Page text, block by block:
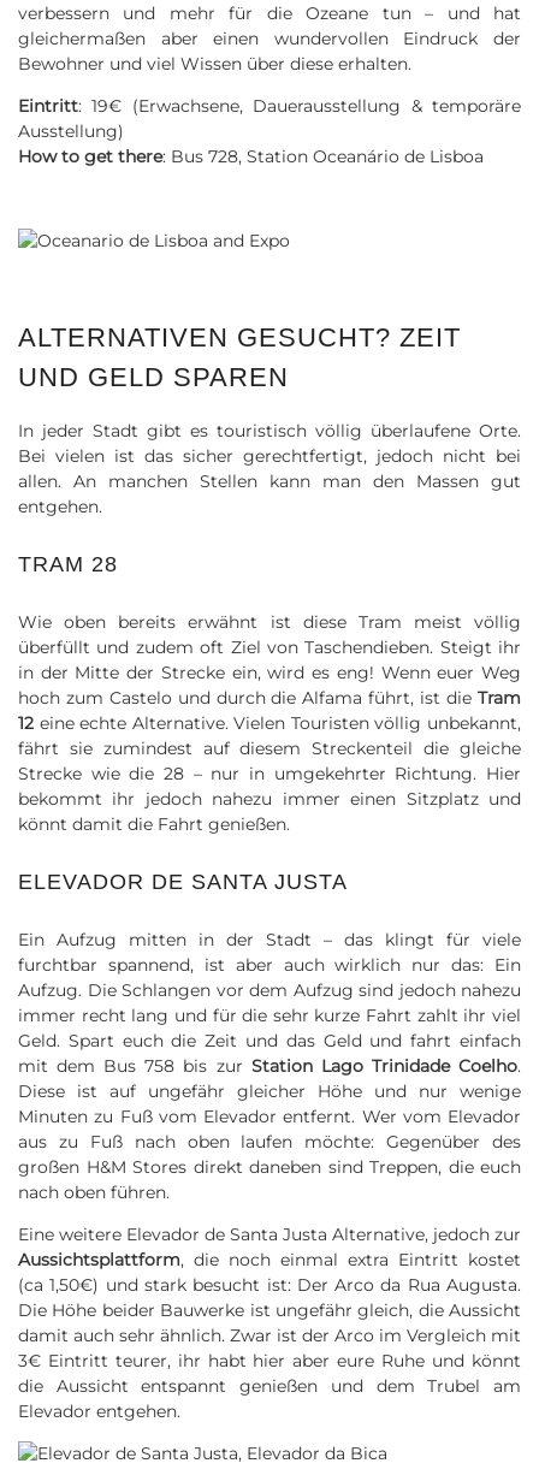
verbessern und mehr für die Ozeane tun – und hat
gleichermaßen aber einen wundervollen Eindruck der
Bewohner und viel Wissen über diese erhalten.
Eintritt: 19€ (Erwachsene, Dauerausstellung & temporäre
Ausstellung)
How to get there: Bus 728, Station Oceanário de Lisboa
ALTERNATIVEN GESUCHT? ZEIT
UND GELD SPAREN
In jeder Stadt gibt es touristisch völlig überlaufene Orte.
Bei vielen ist das sicher gerechtfertigt, jedoch nicht bei
allen. An manchen Stellen kann man den Massen gut
entgehen.
TRAM 28
Wie oben bereits erwähnt ist diese Tram meist völlig
überfüllt und zudem oft Ziel von Taschendieben. Steigt ihr
in der Mitte der Strecke ein, wird es eng! Wenn euer Weg
hoch zum Castelo und durch die Alfama führt, ist die Tram
12 eine echte Alternative. Vielen Touristen völlig unbekannt,
fährt sie zumindest auf diesem Streckenteil die gleiche
Strecke wie die 28 – nur in umgekehrter Richtung. Hier
bekommt ihr jedoch nahezu immer einen Sitzplatz und
könnt damit die Fahrt genießen.
ELEVADOR DE SANTA JUSTA
Ein Aufzug mitten in der Stadt – das klingt für viele
furchtbar spannend, ist aber auch wirklich nur das: Ein
Aufzug. Die Schlangen vor dem Aufzug sind jedoch nahezu
immer recht lang und für die sehr kurze Fahrt zahlt ihr viel
Geld. Spart euch die Zeit und das Geld und fahrt einfach
mit dem Bus 758 bis zur Station Lago Trinidade Coelho.
Diese ist auf ungefähr gleicher Höhe und nur wenige
Minuten zu Fuß vom Elevador entfernt. Wer vom Elevador
aus zu Fuß nach oben laufen möchte: Gegenüber des
großen H&M Stores direkt daneben sind Treppen, die euch
nach oben führen.
Eine weitere Elevador de Santa Justa Alternative, jedoch zur
Aussichtsplattform, die noch einmal extra Eintritt kostet
(ca 1,50€) und stark besucht ist: Der Arco da Rua Augusta.
Die Höhe beider Bauwerke ist ungefähr gleich, die Aussicht
damit auch sehr ähnlich. Zwar ist der Arco im Vergleich mit
3€ Eintritt teurer, ihr habt hier aber eure Ruhe und könnt
die Aussicht entspannt genießen und dem Trubel am
Elevador entgehen.